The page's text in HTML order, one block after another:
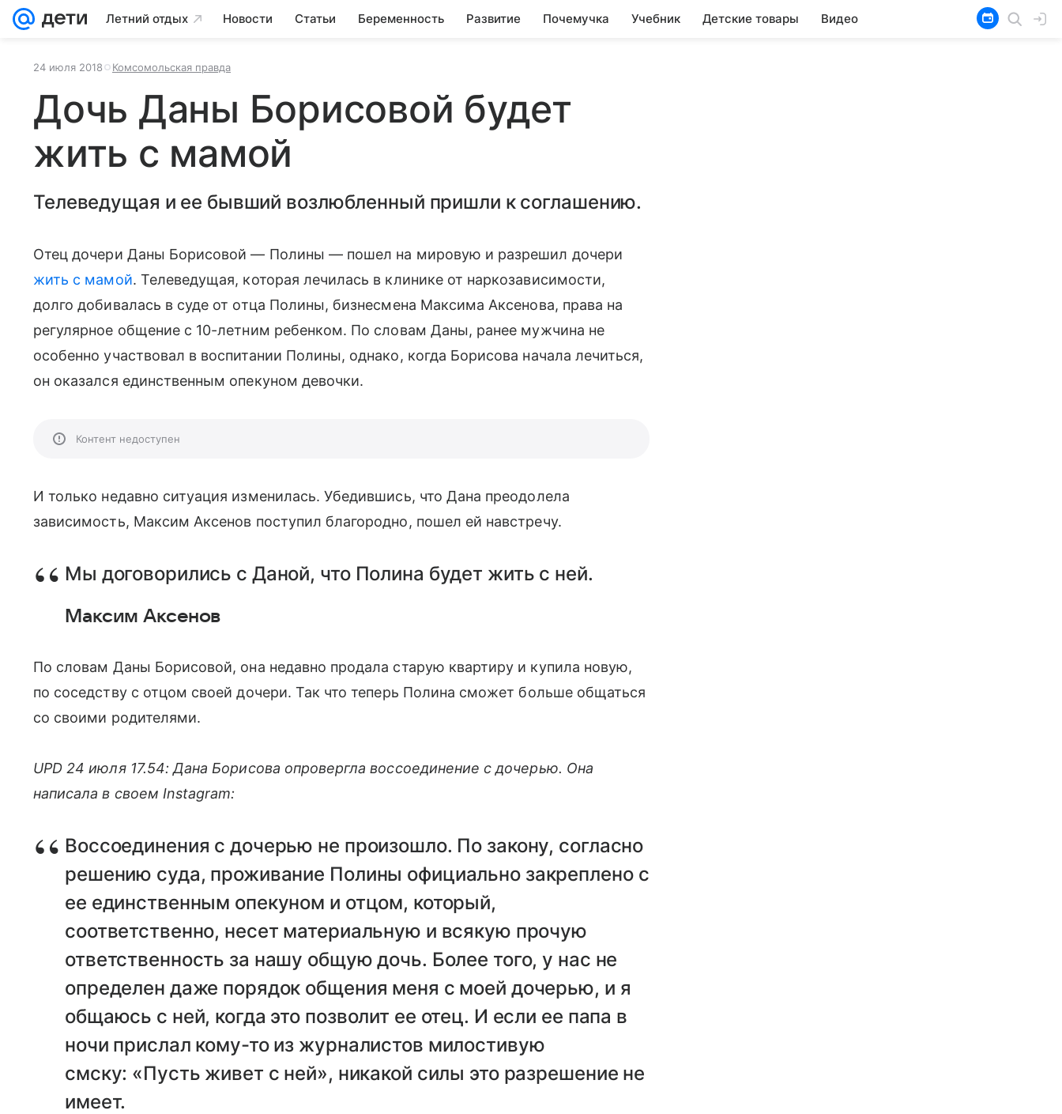
Летний отдых Новости Статьи Беременность Развитие Почемучка Учебник Детские товары Видео
24 июля 2018 Комсомольская правда
Дочь Даны Борисовой будет
жить с мамой
Телеведущая и ее бывший возлюбленный пришли к соглашению.
Отец дочери Даны Борисовой — Полины — пошел на мировую и разрешил дочери
жить с мамой. Телеведущая, которая лечилась в клинике от наркозависимости,
долго добивалась в суде от отца Полины, бизнесмена Максима Аксенова, права на
регулярное общение с 10-летним ребенком. По словам Даны, ранее мужчина не
особенно участвовал в воспитании Полины, однако, когда Борисова начала лечиться,
он оказался единственным опекуном девочки.
Контент недоступен
И только недавно ситуация изменилась. Убедившись, что Дана преодолела
зависимость, Максим Аксенов поступил благородно, пошел ей навстречу.
Мы договорились с Даной, что Полина будет жить с ней.
Максим Аксенов
По словам Даны Борисовой, она недавно продала старую квартиру и купила новую,
по соседству с отцом своей дочери. Так что теперь Полина сможет больше общаться
со своими родителями.
UPD 24 июля 17.54: Дана Борисова опровергла воссоединение с дочерью. Она
написала в своем Instagram:
Воссоединения с дочерью не произошло. По закону, согласно
решению суда, проживание Полины официально закреплено с
ее единственным опекуном и отцом, который,
соответственно, несет материальную и всякую прочую
ответственность за нашу общую дочь. Более того, у нас не
определен даже порядок общения меня с моей дочерью, и я
общаюсь с ней, когда это позволит ее отец. И если ее папа в
ночи прислал кому-то из журналистов милостивую
смску: «Пусть живет с ней», никакой силы это разрешение не
имеет.